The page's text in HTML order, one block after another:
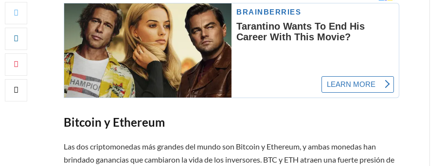
Bitcoin y Ethereum
Las dos criptomonedas más grandes del mundo son Bitcoin y Ethereum, y ambas monedas han
brindado ganancias que cambiaron la vida de los inversores. BTC y ETH atraen una fuerte presión de